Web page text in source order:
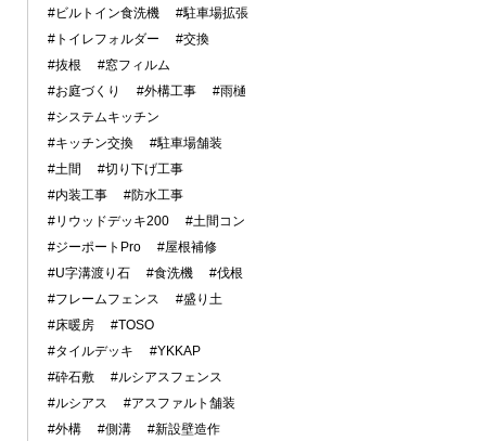
#ビルトイン食洗機
#駐車場拡張
#トイレフォルダー
#交換
#抜根
#窓フィルム
#お庭づくり
#外構工事
#雨樋
#システムキッチン
#キッチン交換
#駐車場舗装
#土間
#切り下げ工事
#内装工事
#防水工事
#リウッドデッキ200
#土間コン
#ジーポートPro
#屋根補修
#U字溝渡り石
#食洗機
#伐根
#フレームフェンス
#盛り土
#床暖房
#TOSO
#タイルデッキ
#YKKAP
#砕石敷
#ルシアスフェンス
#ルシアス
#アスファルト舗装
#外構
#側溝 #新設壁造作